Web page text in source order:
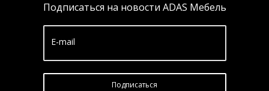
Подписаться на новости ADAS Мебель
E-mail
Подписатьcя